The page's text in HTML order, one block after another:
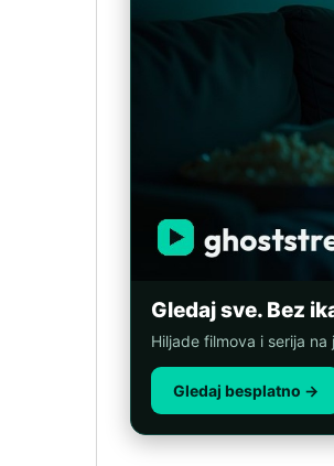
Gledaj sve. Bez
Hiljade filmova i serija
Gledaj besplatno →